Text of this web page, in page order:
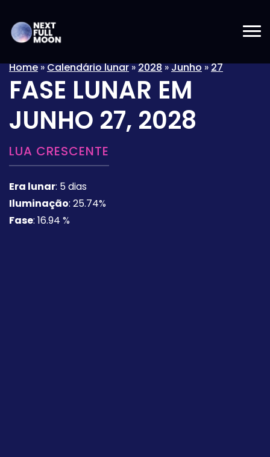
Home»Calendário lunar»2028»Junho»27
FASE LUNAR EM
JUNHO 27, 2028
LUA CRESCENTE
Era lunar: 5 dias
Iluminação: 25.74%
Fase: 16.94 %